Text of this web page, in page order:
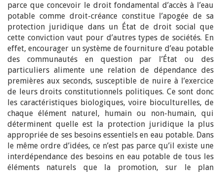
parce que concevoir le droit fondamental d’accès à l’eau
potable comme droit-créance constitue l’apogée de sa
protection juridique dans un État de droit social que
cette conviction vaut pour d’autres types de sociétés. En
effet, encourager un système de fourniture d’eau potable
des communautés en question par l’État ou des
particuliers alimente une relation de dépendance des
premières aux seconds, susceptible de nuire à l’exercice
de leurs droits constitutionnels politiques. Ce sont donc
les caractéristiques biologiques, voire bioculturelles, de
chaque élément naturel, humain ou non-humain, qui
déterminent quelle est la protection juridique la plus
appropriée de ses besoins essentiels en eau potable. Dans
le même ordre d’idées, ce n’est pas parce qu’il existe une
interdépendance des besoins en eau potable de tous les
éléments naturels que la promotion, sur le plan